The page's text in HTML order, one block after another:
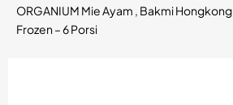
ORGANIUM Mie Ayam , Bakmi
Frozen – 6 Porsi